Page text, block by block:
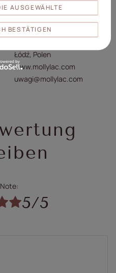
Glitzer Katzenauge
HEMA
Molly Lac Michał Szewczyk
Łódź, Polen
www.mollylac.com
uwagi@mollylac.com
5/5
AUSGEWÄHLTE
BESTÄTIGEN